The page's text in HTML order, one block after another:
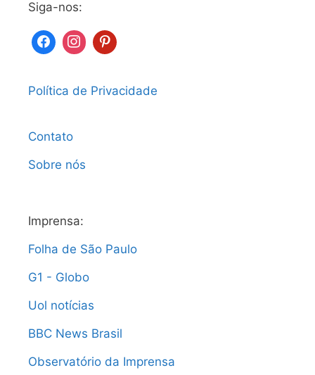
Siga-nos:
Política de Privacidade
Contato
Sobre nós
Imprensa:
Folha de São Paulo
G1 - Globo
Uol notícias
BBC News Brasil
Observatório da Imprensa